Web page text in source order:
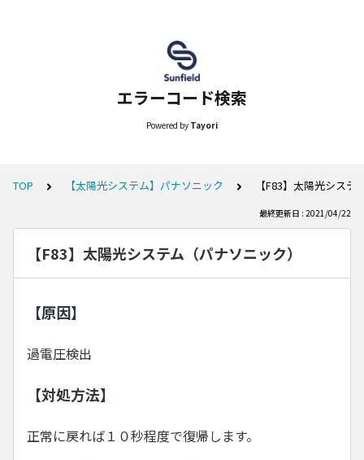
エラーコード検索
Powered by Tayori
TOP 【太陽光システム】パナソニック 【F83】太陽光シス
最終更新日 : 2021/04/22
【F83】太陽光システム（パナソニック）
【原因】
過電圧検出
【対処方法】
正常に戻れば１０秒程度で復帰します。